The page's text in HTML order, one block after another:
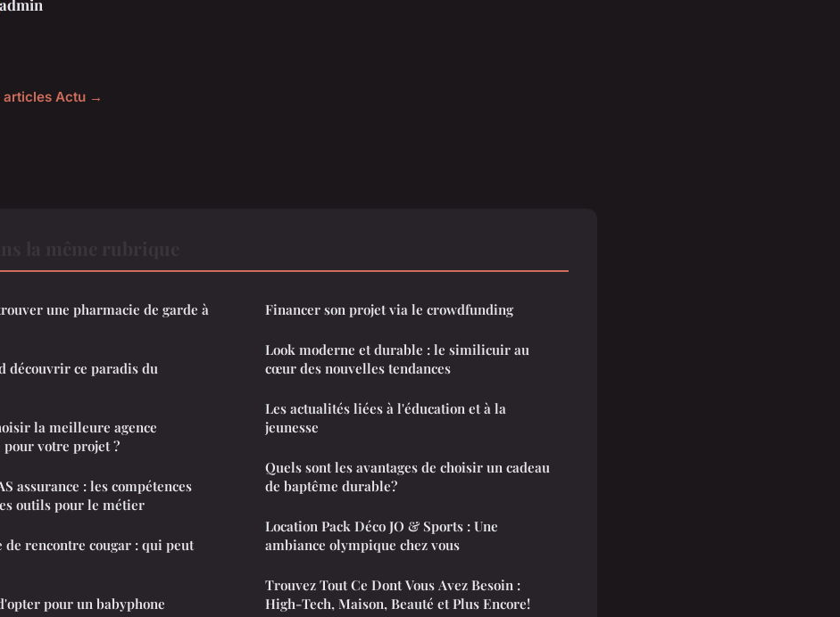
admin
articles Actu →
une pharmacie de garde à
découvrir ce paradis du
la meilleure agence
votre projet ?
assurance : les compétences
outils pour le métier
rencontre cougar : qui peut
pour un babyphone
Financer son projet via le crowdfunding
Look moderne et durable : le similicuir au
cœur des nouvelles tendances
Les actualités liées à l'éducation et à la
jeunesse
Quels sont les avantages de choisir un cadeau
de baptême durable?
Location Pack Déco JO & Sports : Une
ambiance olympique chez vous
Trouvez Tout Ce Dont Vous Avez Besoin :
High-Tech, Maison, Beauté et Plus Encore!